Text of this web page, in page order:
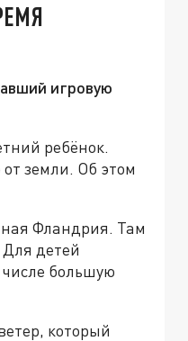
игровую
ребёнок.
земли. Об этом
Фландрия. Там
детей
большую
который